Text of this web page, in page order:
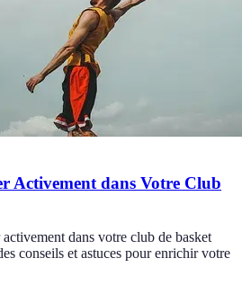
Activement dans Votre Club
dans votre club de basket
conseils et astuces pour enrichir votre